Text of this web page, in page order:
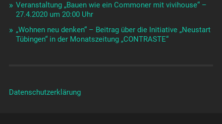
Veranstaltung „Bauen wie ein Commoner mit vivihouse“ –
27.4.2020 um 20:00 Uhr
„Wohnen neu denken“ – Beitrag über die Initiative „Neustart
Tübingen“ in der Monatszeitung „CONTRASTE“
Datenschutzerklärung